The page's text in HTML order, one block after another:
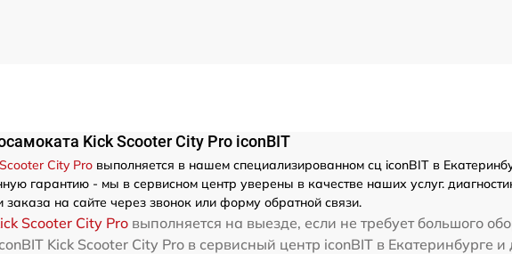
Kick Scooter City Pro iconBIT
City Pro выполняется в нашем специализированном сц iconBIT в
гарантию - мы в сервисном центр уверены в качестве наших услуг.
на сайте через звонок или форму обратной связи.
Scooter City Pro выполняется на выезде, если не требует большого
Kick Scooter City Pro в сервисный центр iconBIT в Екатеринбурге и